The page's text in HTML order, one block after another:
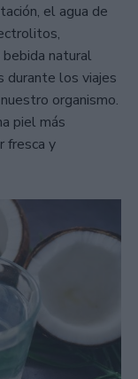
el agua de
natural
durante los viajes
organismo.
piel más
fresca y